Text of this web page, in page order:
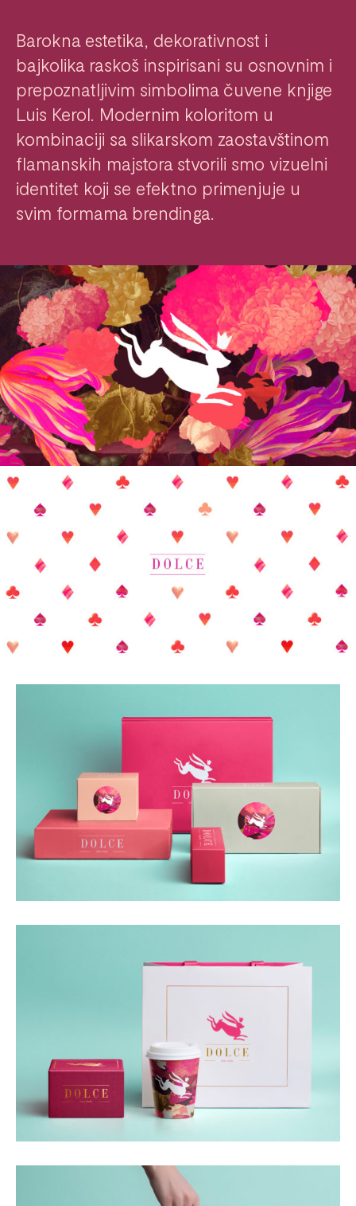
Barokna estetika, dekorativnost i
bajkolika raskoš inspirisani su osnovnim i
prepoznatljivim simbolima čuvene knjige
Luis Kerol. Modernim koloritom u
kombinaciji sa slikarskom zaostavštinom
flamanskih majstora stvorili smo vizuelni
identitet koji se efektno primenjuje u
svim formama brendinga.